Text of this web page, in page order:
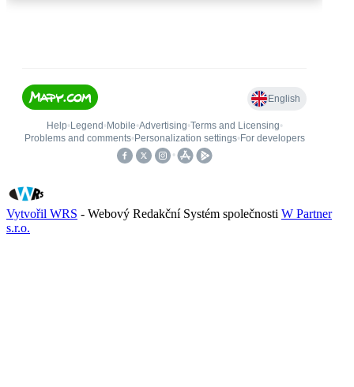
Vytvořil WRS - Webový Redakční Systém společnosti W Partner
s.r.o.